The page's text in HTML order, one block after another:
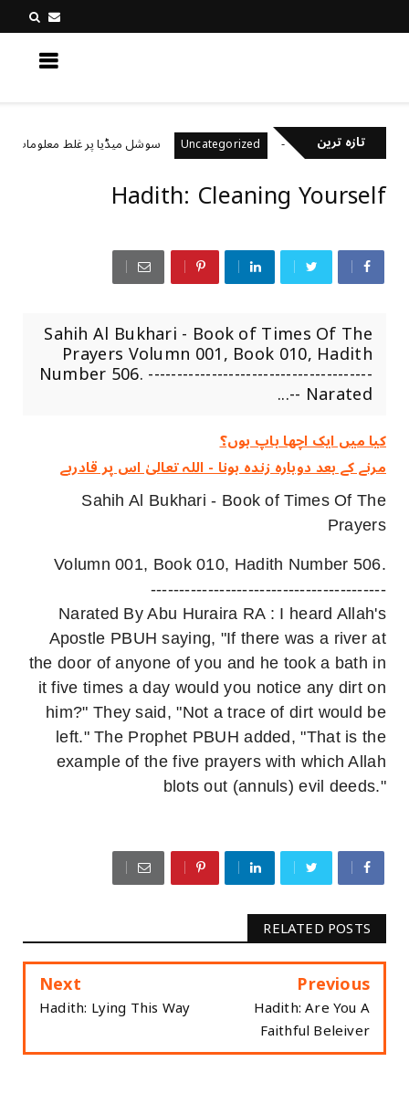
تازہ ترین
رکھتے ہیں؟ Uncategorized سوشل میڈیا پر غلط معلومات کیسے
Hadith: Cleaning Yourself
Sahih Al Bukhari - Book of Times Of The
Prayers Volumn 001, Book 010, Hadith
Number 506. ---------------------------------------
-- Narated...
کیا میں ایک اچھا باپ ہوں؟
مرنے کے بعد دوبارہ زندہ ہونا - اللہ تعالیٰ اس پر قادرہے
Sahih Al Bukhari - Book of Times Of The
Prayers
Volumn 001, Book 010, Hadith Number 506.
-----------------------------------------
Narated By Abu Huraira RA : I heard Allah's
Apostle PBUH saying, "If there was a river at
the door of anyone of you and he took a bath in
it five times a day would you notice any dirt on
him?" They said, "Not a trace of dirt would be
left." The Prophet PBUH added, "That is the
example of the five prayers with which Allah
blots out (annuls) evil deeds."
RELATED POSTS
Previous
Hadith: Are You A
Faithful Beleiver
Next
Hadith: Lying This Way